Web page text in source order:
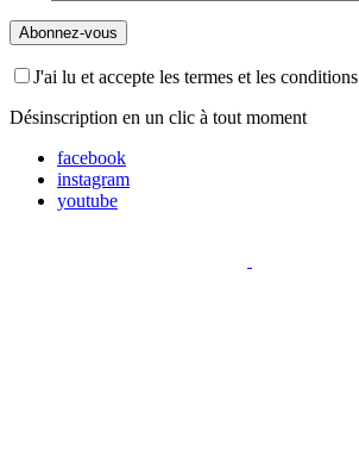
J'ai lu et accepte les termes et les conditions
Désinscription en un clic à tout moment
facebook
instagram
youtube